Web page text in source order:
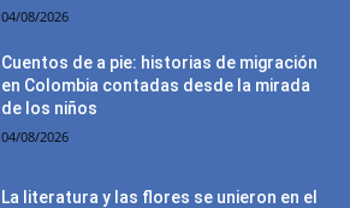
04/08/2026
Cuentos de a pie: historias de migración
en Colombia contadas desde la mirada
de los niños
04/08/2026
La literatura y las flores se unieron en el